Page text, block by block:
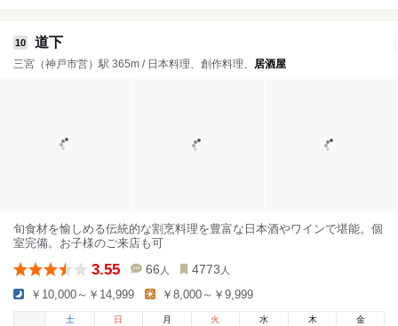
10 道下
三宮（神戸市営）駅 365m / 日本料理、創作料理、 居酒屋
旬食材を愉しめる伝統的な割烹料理を豊富な日本酒やワインで堪能。個
室完備。お子様のご来店も可
3.55 66 人 4773 人
￥10,000～￥14,999 ￥8,000～￥9,999
土
日 月 火 水 木 金